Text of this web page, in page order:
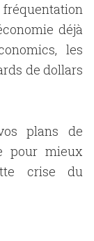
déjà
les
de dollars
plans de
pour mieux
crise du